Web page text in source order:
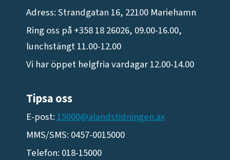
Adress: Strandgatan 16, 22100 Mariehamn
Ring oss på +358 18 26026, 09.00-16.00,
lunchstängt 11.00-12.00
Vi har öppet helgfria vardagar 12.00-14.00
Tipsa oss
E-post:15000@alandstidningen.ax
MMS/SMS: 0457-0015000
Telefon: 018-15000